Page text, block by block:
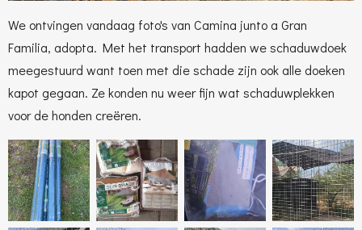
We ontvingen vandaag foto's van Camina junto a Gran
Familia, adopta. Met het transport hadden we schaduwdoek
meegestuurd want toen met die schade zijn ook alle doeken
kapot gegaan. Ze konden nu weer fijn wat schaduwplekken
voor de honden creëren.